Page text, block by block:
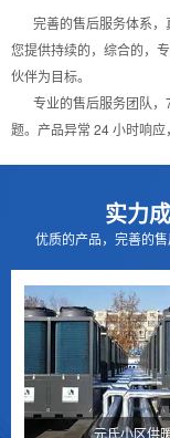
完善的售后服务体系
您提供持续的，综合的，
伙伴为目标。
专业的售后服务团队
题。产品异常 24 小时响应
实力
优质的产品，完善的
元氏小区供